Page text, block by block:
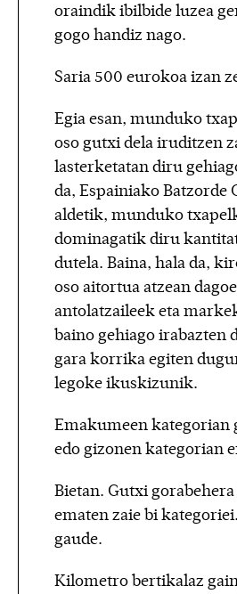
oraindik ibilbide luzea
gogo handiz nago.
Saria 500 eurokoa izan
Egia esan, munduko
oso gutxi dela iruditzen
lasterketatan diru
da, Espainiako
aldetik, munduko
dominagatik diru
dutela. Baina, hala da,
oso aitortua atzean
antolatzaileek eta
baino gehiago irabazten
gara korrika egiten
legoke ikuskizunik.
Emakumeen kategorian
edo gizonen kategorian
Bietan. Gutxi
ematen zaie bi
gaude.
Kilometro bertikalaz